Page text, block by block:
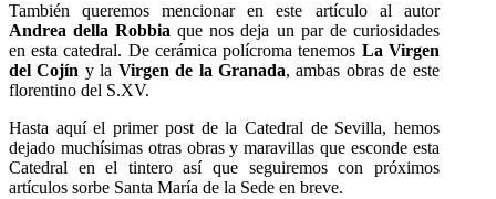
También queremos mencionar en este artículo al autor
Andrea della Robbia que nos deja un par de curiosidades
en esta catedral. De cerámica polícroma tenemos La Virgen
del Cojín y la Virgen de la Granada, ambas obras de este
florentino del S.XV.
Hasta aquí el primer post de la Catedral de Sevilla, hemos
dejado muchísimas otras obras y maravillas que esconde esta
Catedral en el tintero así que seguiremos con próximos
artículos sorbe Santa María de la Sede en breve.